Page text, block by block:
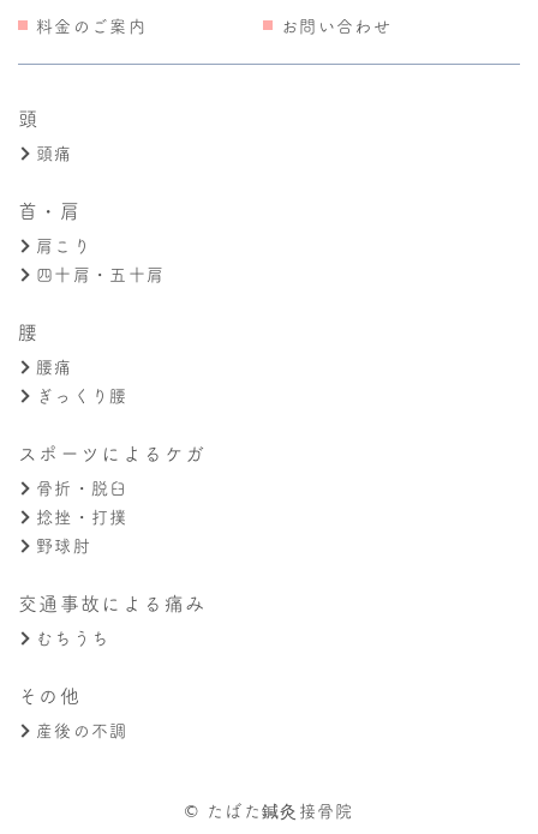
料金のご案内
お問い合わせ
頭
頭痛
首・肩
肩こり
四十肩・五十肩
腰
腰痛
ぎっくり腰
スポーツによるケガ
骨折・脱臼
捻挫・打撲
野球肘
交通事故による痛み
むちうち
その他
産後の不調
© たばた鍼灸接骨院